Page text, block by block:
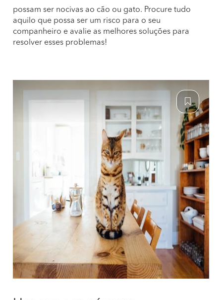
possam ser nocivas ao cão ou gato. Procure tudo
aquilo que possa ser um risco para o seu
companheiro e avalie as melhores soluções para
resolver esses problemas!